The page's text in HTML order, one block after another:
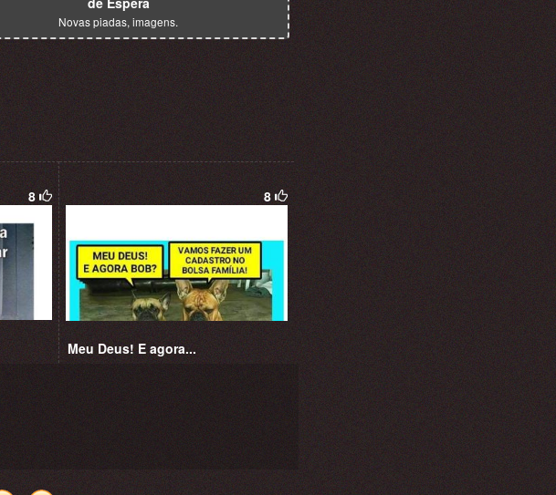
Novas piadas, imagens.
8 8
Meu Deus! E agora...